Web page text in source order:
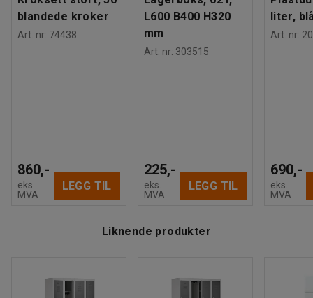
Vekt: 73,35 kg
Montering: Leveres umontert
Media
Vis produkt i 3D
blandede kroker
Art. nr: 74438
860,-
eks.
MVA
LEGG TIL
L600 B400 H320
mm
Art. nr: 303515
225,-
eks.
MVA
LEGG TIL
liter,
Art. nr:
690,-
eks.
MVA
Liknende produkter